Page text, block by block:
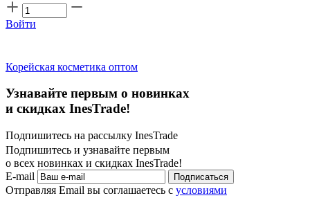
Войти
Корейская косметика оптом
Узнавайте первым о новинках
и скидках InesTrade!
Подпишитесь на рассылку InesTrade
Подпишитесь и узнавайте первым
о всех новинках и скидках InesTrade!
E-mail
Подписаться
Отправляя Email вы соглашаетесь с условиями